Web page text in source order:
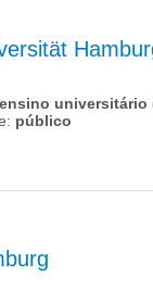
ensino universitário
público